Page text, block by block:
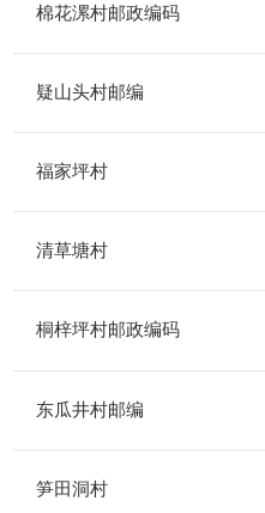
棉花漯村邮政编码
疑山头村邮编
福家坪村
清草塘村
桐梓坪村邮政编码
东瓜井村邮编
笋田洞村